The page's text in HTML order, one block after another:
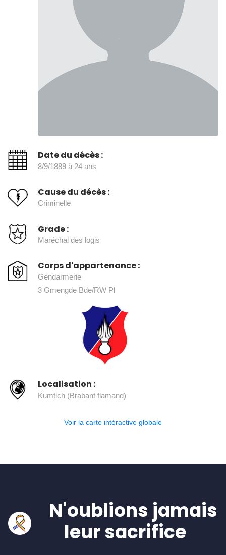
Date du décès :
8/9/1889 à 24 ans
Cause du décès :
Criminelle
Grade :
Maréchal des logis
Corps d'appartenance :
Gendarmerie
3 Gmengde Bde/RW Pl
Localisation :
Kumtich (Brabant flamand)
Voir la carte intéractive globale
N'oublions jamais
leur sacrifice